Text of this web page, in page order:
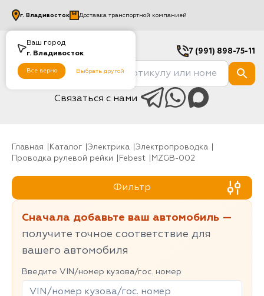
Ваш город
г. Владивосток
Все верно Выбрать другой
г. Владивосток Доставка транспортной компанией
7 (991) 898-75-11
Связаться с нами
Главная Каталог Электрика
Электропроводка
Проводка рулевой рейки
Febest MZGB-002
Фильтр
Сначала добавьте ваш автомобиль —
получите точное соответствие для
вашего автомобиля
Введите VIN/номер кузова/гос. номер